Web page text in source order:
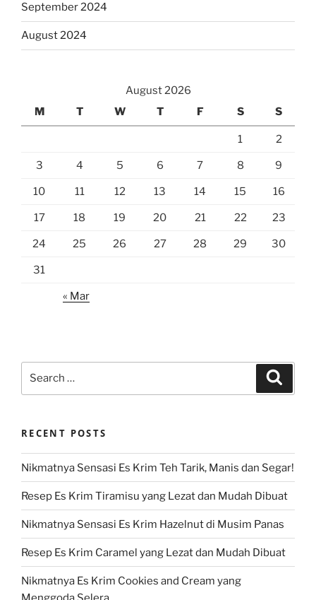
September 2024
August 2024
August 2026
M
T W T F S S
1 2
3 4 5 6 7 8 9
10 11 12 13 14 15 16
17 18 19 20 21 22 23
24 25 26 27 28 29 30
31
« Mar
RECENT POSTS
Nikmatnya Sensasi Es Krim Teh Tarik, Manis dan Segar!
Resep Es Krim Tiramisu yang Lezat dan Mudah Dibuat
Nikmatnya Sensasi Es Krim Hazelnut di Musim Panas
Resep Es Krim Caramel yang Lezat dan Mudah Dibuat
Nikmatnya Es Krim Cookies and Cream yang